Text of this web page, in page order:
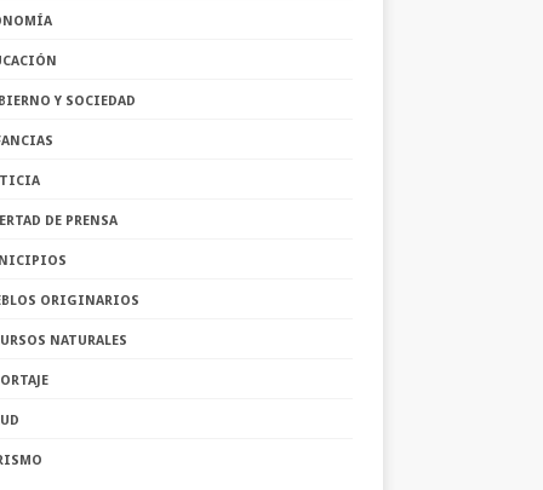
Y SOCIEDAD
DE PRENSA
ORIGINARIOS
NATURALES